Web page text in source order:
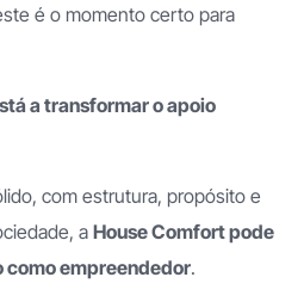
é o momento certo para
a transformar o apoio
com estrutura, propósito e
aHouse Comfort pode
como empreendedor.